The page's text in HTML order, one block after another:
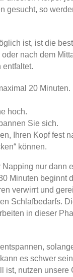
gesucht, so
ist, ist die
nach dem
entfaltet.
20 Minuten.
hoch.
Sie sich.
Ihren Kopf fest
können.
nur dann
Minuten beginnt
verwirrt und
Schlafbedarfs.
in dieser
es schwer
ist, nutzen